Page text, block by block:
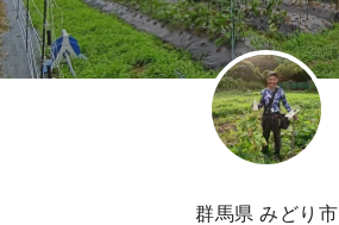
群馬県 みどり市